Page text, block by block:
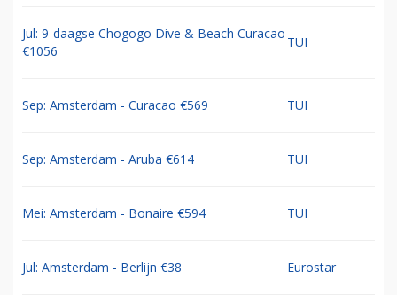
Jul: 9-daagse Chogogo Dive & Beach Curacao
€1056
TUI
Sep: Amsterdam - Curacao €569 TUI
Sep: Amsterdam - Aruba €614 TUI
Mei: Amsterdam - Bonaire €594 TUI
Jul: Amsterdam - Berlijn €38 Eurostar